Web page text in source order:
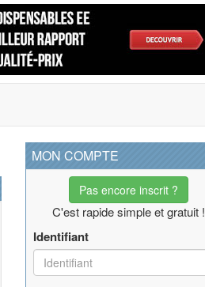
MON COMPTE
Pas encore inscrit ?
C'est rapide simple et gratuit !
Identifiant